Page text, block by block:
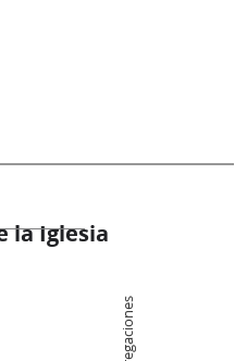
la Iglesia